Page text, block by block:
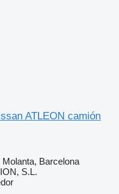
ATLEON camión
Barcelona
S.L.